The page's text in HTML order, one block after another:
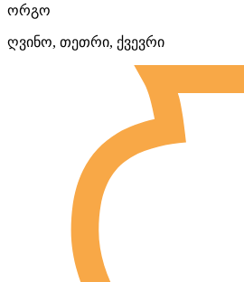
ორგო
ღვინო, თეთრი, ქვევრი